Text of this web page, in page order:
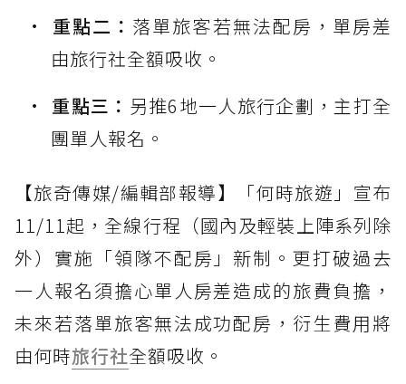
重點二： 落單旅客若無法配房，單房差
由旅行社全額吸收。
重點三： 另推6地一人旅行企劃，主打全
團單人報名。
【旅奇傳媒/編輯部報導】「何時旅遊」宣布
11/11起，全線行程（國內及輕裝上陣系列除
外）實施「領隊不配房」新制。更打破過去
一人報名須擔心單人房差造成的旅費負擔，
未來若落單旅客無法成功配房，衍生費用將
由何時旅行社全額吸收。